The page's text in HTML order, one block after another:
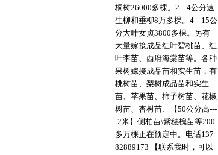
桐树26000多棵。2---4公分速
生柳和垂柳8万多棵。4---15公
分大叶女贞3800多棵。另有
大量嫁接成品红叶碧桃苗、红
叶李苗、西府海棠苗等。各种
果树嫁接成品苗和实生苗，有
桃树苗、梨树成品苗和实生
苗、苹果苗、柿子树苗、花椒
树苗、杏树苗、【50公分高---
-2米】侧柏苗\紫穗槐苗等200
多万棵正在预定中。电话137
82889173 【联系我时，可以